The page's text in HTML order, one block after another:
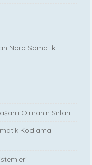
Nöro Somatik
Olmanın Sırları
Kodlama